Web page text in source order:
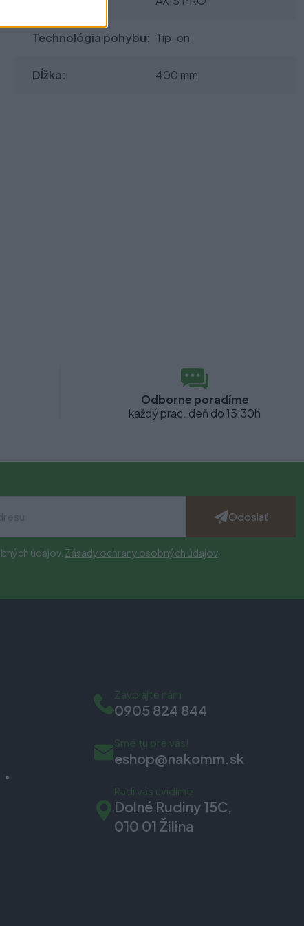
Technológia pohybu: Tip-on
Dĺžka: 400 mm
Odborne poradíme
každý prac. deň do 15:30h
Odoslať
údajov. Zásady ochrany osobných údajov.
Zavolajte nám
0905 824 844
Sme tu pre vás!
eshop@nakomm.sk
Radi vás uvidíme
Dolné Rudiny 15C,
010 01 Žilina